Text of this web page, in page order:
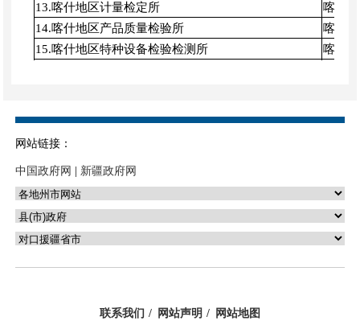
13.喀什地区计量检定所
喀什
14.喀什地区产品质量检验所
喀什
15.喀什地区特种设备检验检测所
喀什
21.新疆伊斯兰教经学院喀什分院
22.区喀什地区商务局
喀什
23.喀什地区行政服务中心
喀什
24.喀什地区公共资源交易中心
101.
28.喀什地区招商局
网站链接：
中国政府网 新疆政府网
联系我们 网站声明 网站地图